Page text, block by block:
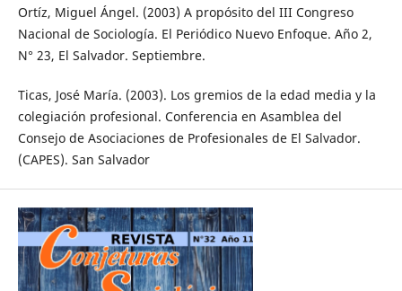
Ortíz, Miguel Ángel. (2003) A propósito del III Congreso
Nacional de Sociología. El Periódico Nuevo Enfoque. Año 2,
N° 23, El Salvador. Septiembre.
Ticas, José María. (2003). Los gremios de la edad media y la
colegiación profesional. Conferencia en Asamblea del
Consejo de Asociaciones de Profesionales de El Salvador.
(CAPES). San Salvador